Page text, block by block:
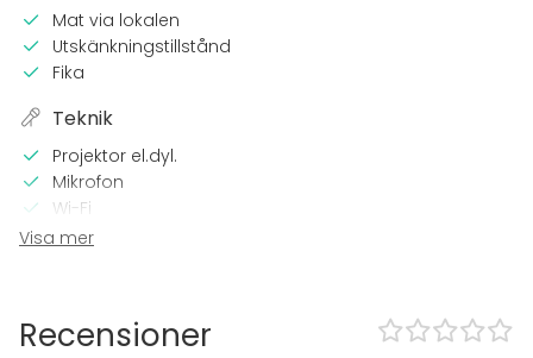
Mat via lokalen
Utskänkningstillstånd
Fika
Teknik
Projektor el.dyl.
Mikrofon
Wi-Fi
Professionell ljusteknik
Tillgänglighetsanpassad
Visa mer
Recensioner